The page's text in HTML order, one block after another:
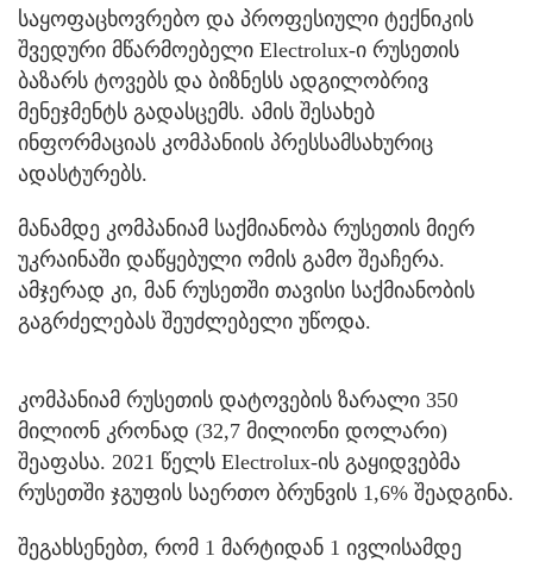
საყოფაცხოვრებო და პროფესიული ტექნიკის
შვედური მწარმოებელი Electrolux-ი რუსეთის
ბაზარს ტოვებს და ბიზნესს ადგილობრივ
მენეჯმენტს გადასცემს. ამის შესახებ
ინფორმაციას კომპანიის პრესსამსახურიც
ადასტურებს.
მანამდე კომპანიამ საქმიანობა რუსეთის მიერ
უკრაინაში დაწყებული ომის გამო შეაჩერა.
ამჯერად კი, მან რუსეთში თავისი საქმიანობის
გაგრძელებას შეუძლებელი უწოდა.
კომპანიამ რუსეთის დატოვების ზარალი 350
მილიონ კრონად (32,7 მილიონი დოლარი)
შეაფასა. 2021 წელს Electrolux-ის გაყიდვებმა
რუსეთში ჯგუფის საერთო ბრუნვის 1,6% შეადგინა.
შეგახსენებთ, რომ 1 მარტიდან 1 ივლისამდე